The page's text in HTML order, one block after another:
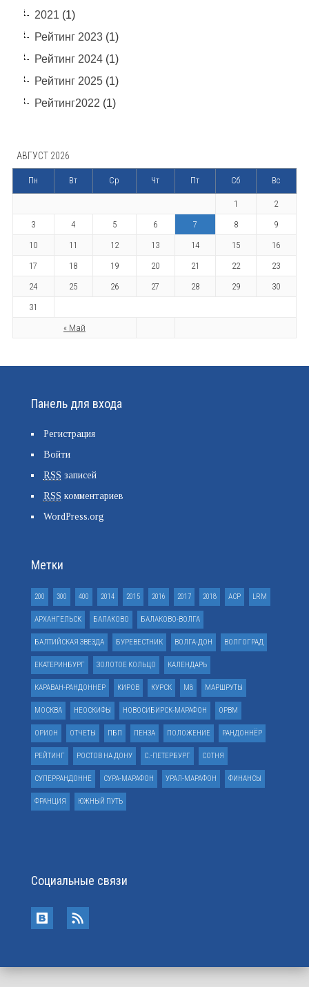
2021 (1)
Рейтинг 2023(1)
Рейтинг 2024(1)
Рейтинг 2025(1)
Рейтинг2022 (1)
АВГУСТ 2026
Пн Вт Ср Чт Пт Сб Вс
« Май
1
2
3
4 5 6 7 8
9
10
11 12 13 14 15
16
17
18 19 20 21 22
23
24
25 26 27 28 29
30
31
Панель для входа
Регистрация
Войти
RSS записей
RSS комментариев
WordPress.org
Метки
200 300 400 2014 2015 2016 2017 2018 ACP LRM
АРХАНГЕЛЬСК БАЛАКОВО БАЛАКОВО-ВОЛГА
БАЛТИЙСКАЯ ЗВЕЗДА БУРЕВЕСТНИК ВОЛГА-ДОН ВОЛГОГРАД
ЕКАТЕРИНБУРГ ЗОЛОТОЕ КОЛЬЦО КАЛЕНДАРЬ
КАРАВАН-РАНДОННЕР КИРОВ КУРСК М8 МАРШРУТЫ
МОСКВА НЕОСКИФЫ НОВОСИБИРСК-МАРАФОН ОРВМ
ОРИОН ОТЧЕТЫ ПБП ПЕНЗА ПОЛОЖЕНИЕ РАНДОННЁР
РЕЙТИНГ РОСТОВ НА ДОНУ С.-ПЕТЕРБУРГ СОТНЯ
СУПЕРРАНДОННЕ СУРА-МАРАФОН УРАЛ-МАРАФОН ФИНАНСЫ
ФРАНЦИЯ ЮЖНЫЙ ПУТЬ
Социальные связи